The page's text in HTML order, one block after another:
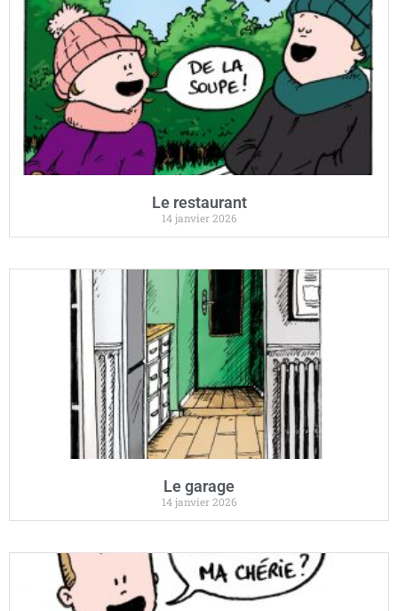
Le restaurant
14 janvier 2026
Le garage
14 janvier 2026